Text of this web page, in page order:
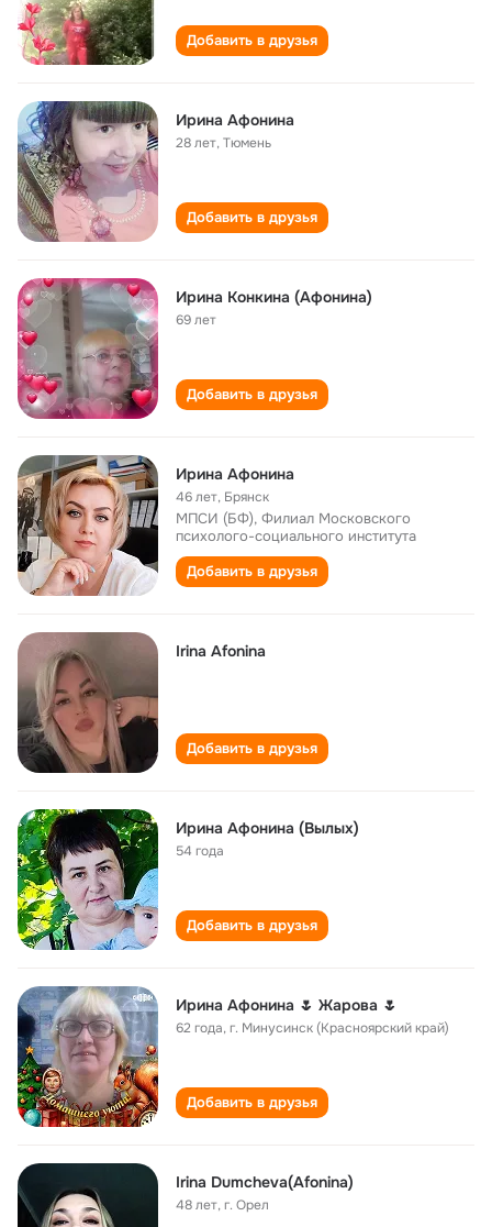
Добавить в друзья
Ирина Афонина
28 лет,Тюмень
Добавить в друзья
Ирина Конкина (Афонина)
69 лет
Добавить в друзья
Ирина Афонина
46 лет, Брянск
МПСИ (БФ), Филиал Московского
психолого-социального института
Добавить в друзья
Irina Afonina
Добавить в друзья
Ирина Афонина (Вылых)
54 года
Добавить в друзья
Ирина Афонина 🌷 Жарова 🌷
62 года,г. Минусинск (Красноярский край)
Добавить в друзья
Irina Dumcheva(Afonina)
48 лет,г. Орел